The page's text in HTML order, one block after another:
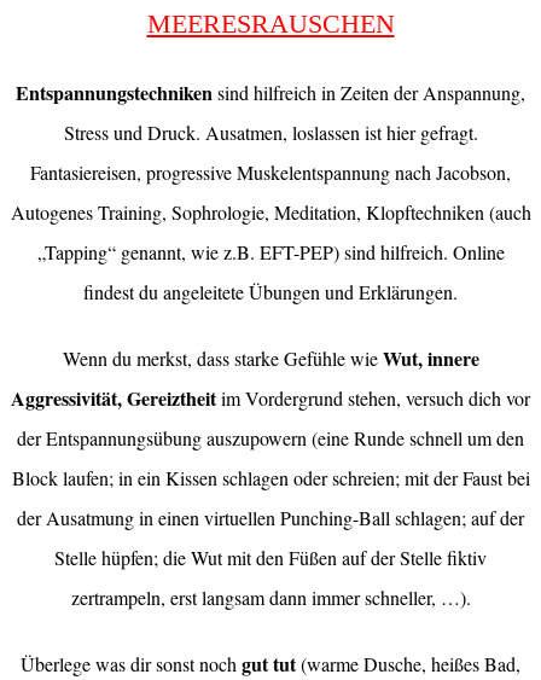
MEERESRAUSCHEN
Entspannungstechnikensind hilfreich in Zeiten der Anspannung,
Stress und Druck. Ausatmen, loslassen ist hier gefragt.
Fantasiereisen, progressive Muskelentspannung nach Jacobson,
Autogenes Training, Sophrologie, Meditation, Klopftechniken (auch
„Tapping“ genannt, wie z.B. EFT-PEP) sind hilfreich. Online
findest du angeleitete Übungen und Erklärungen.
Wenn du merkst, dass starke Gefühle wieWut, innere
Aggressivität, Gereiztheitim Vordergrund stehen, versuch dich vor
der Entspannungsübung auszupowern (eine Runde schnell um den
Block laufen; in ein Kissen schlagen oder schreien; mit der Faust bei
der Ausatmung in einen virtuellen Punching-Ball schlagen; auf der
Stelle hüpfen; die Wut mit den Füßen auf der Stelle fiktiv
zertrampeln, erst langsam dann immer schneller, …).
Überlege was dir sonst nochgut tut(warme Dusche, heißes Bad,